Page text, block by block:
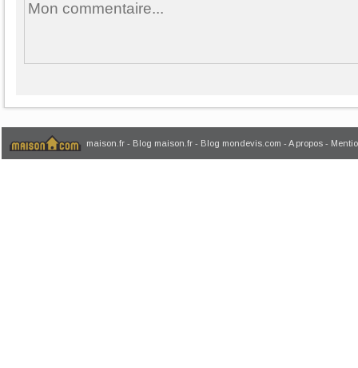
maison.fr - Blog maison.fr - Blog mondevis.com - A propos -